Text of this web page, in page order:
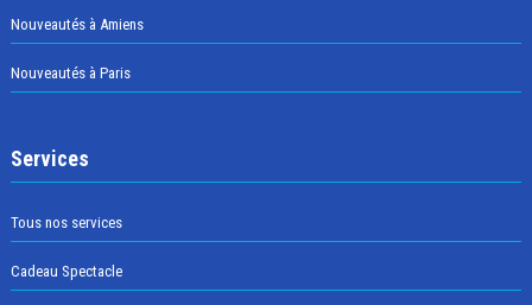
Nouveautés à Amiens
Nouveautés à Paris
Services
Tous nos services
Cadeau Spectacle